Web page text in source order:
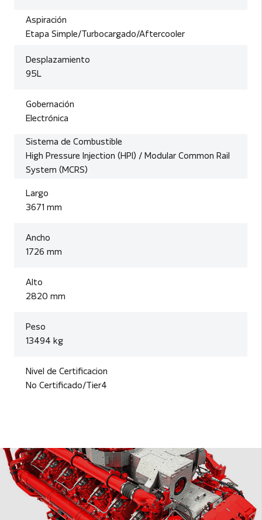
Aspiración
Etapa Simple/Turbocargado/Aftercooler
Desplazamiento
95L
Gobernación
Electrónica
Sistema de Combustible
High Pressure Injection (HPI) / Modular Common Rail
System (MCRS)
Largo
3671 mm
Ancho
1726 mm
Alto
2820 mm
Peso
13494 kg
Nivel de Certificacion
No Certificado/Tier4